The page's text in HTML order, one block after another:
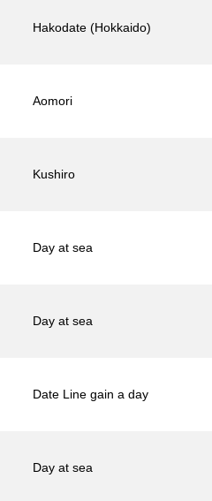
Hakodate (Hokkaido)
Aomori
Kushiro
Day at sea
Day at sea
Date Line gain a day
Day at sea